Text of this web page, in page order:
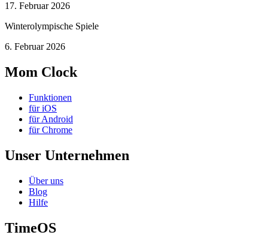
17. Februar 2026
Winterolympische Spiele
6. Februar 2026
Mom Clock
Funktionen
für iOS
für Android
für Chrome
Unser Unternehmen
Über uns
Blog
Hilfe
TimeOS